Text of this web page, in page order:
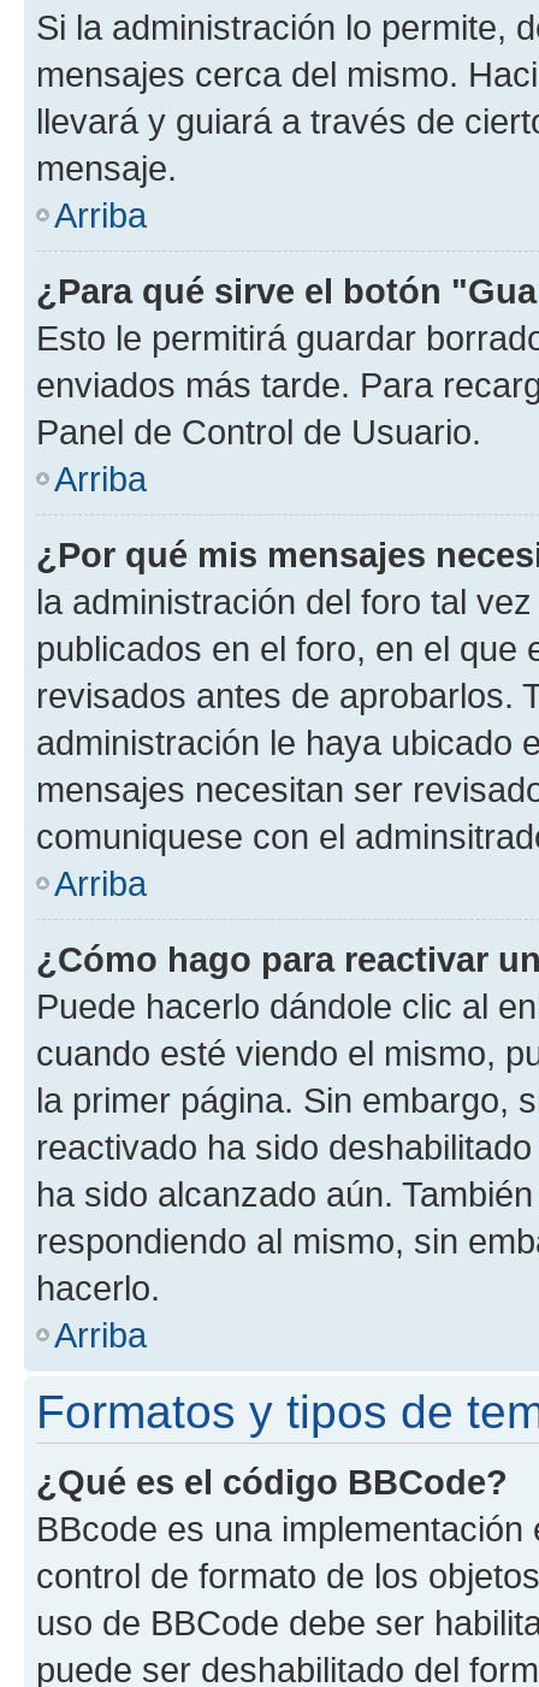
Si la administración lo permite,
mensajes cerca del mismo.
llevará y guiará a través de
mensaje.
Arriba
¿Para qué sirve el botón
Esto le permitirá guardar
enviados más tarde. Para
Panel de Control de Usuario.
Arriba
¿Por qué mis mensajes
la administración del foro tal
publicados en el foro, en el
revisados antes de aprobarlos.
administración le haya ubicado
mensajes necesitan ser
comuniquese con el
Arriba
¿Cómo hago para reactivar
Puede hacerlo dándole clic al
cuando esté viendo el mismo,
la primer página. Sin embargo,
reactivado ha sido
ha sido alcanzado aún.
respondiendo al mismo, sin
hacerlo.
Arriba
Formatos y tipos de
¿Qué es el código BBCode?
BBcode es una
control de formato de los
uso de BBCode debe ser
puede ser deshabilitado del